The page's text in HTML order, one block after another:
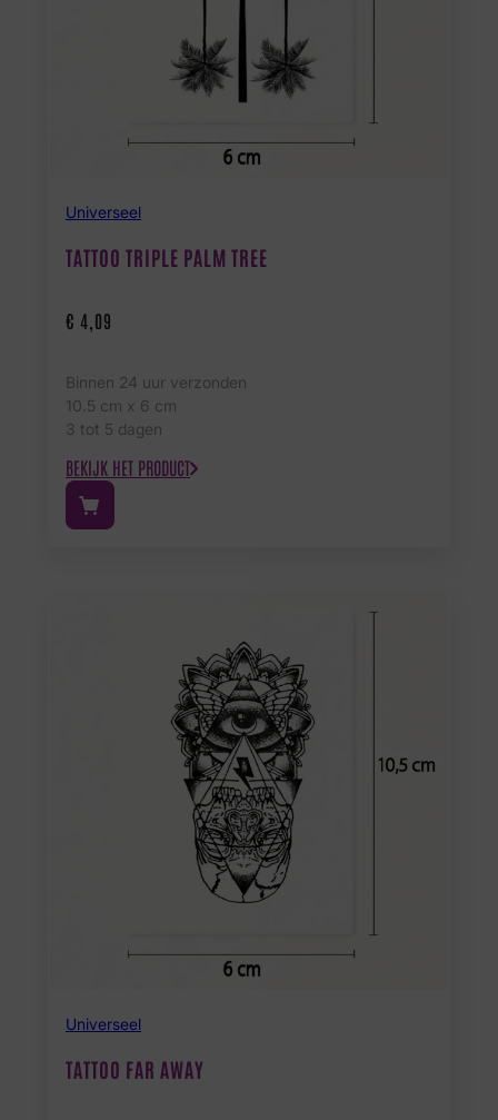
Universeel
TATTOO TRIPLE PALM TREE
€ 4,09
Binnen 24 uur verzonden
10.5 cm x 6 cm
3 tot 5 dagen
BEKIJK HET PRODUCT
Universeel
TATTOO FAR AWAY